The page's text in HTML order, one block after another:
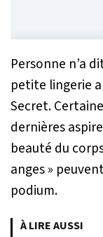
Personne n’a
petite lingerie
Secret.
dernières
beauté du
anges »
podium.
À LIRE AUSSI